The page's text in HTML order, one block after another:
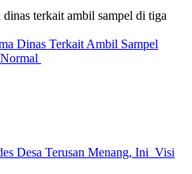
Dinas Terkait Ambil Sampel
Desa Terusan Menang, Ini Visi